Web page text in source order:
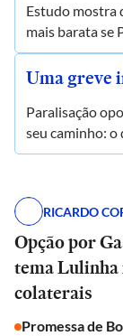
Estudo mostra
mais barata se
Uma greve
Paralisação
seu caminho:
RICARDO
Opção por
tema Lulinha
colaterais
Promessa de